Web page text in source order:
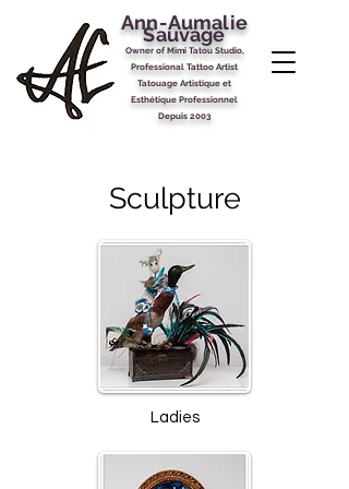
Ann-Aumalie
Sauvage
Owner of Mimi Tatou Studio,
Professional Tattoo Artist
Tatouage Artistique et
Esthétique Professionnel
Depuis 2003
Sculpture
Ladies